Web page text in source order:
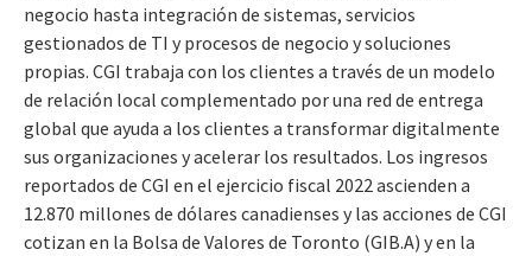
negocio hasta integración de sistemas, servicios
gestionados de TI y procesos de negocio y soluciones
propias. CGI trabaja con los clientes a través de un modelo
de relación local complementado por una red de entrega
global que ayuda a los clientes a transformar digitalmente
sus organizaciones y acelerar los resultados. Los ingresos
reportados de CGI en el ejercicio fiscal 2022 ascienden a
12.870 millones de dólares canadienses y las acciones de CGI
cotizan en la Bolsa de Valores de Toronto (GIB.A) y en la